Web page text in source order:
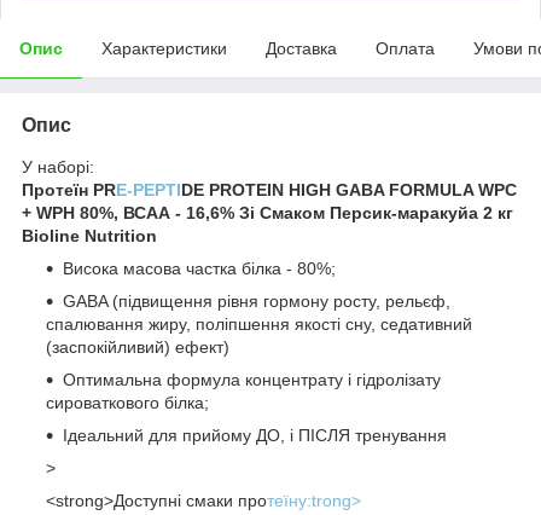
Опис Характеристики Доставка Оплата Умови
Опис
У наборі:
Протеїн PRE-PEPTIDE PROTEIN HIGH GABA FORMULA WPC
+ WPH 80%, ВСАА - 16,6% Зі Смаком Персик-маракуйа 2 кг
Bioline Nutrition
Висока масова частка білка - 80%;
GABA (підвищення рівня гормону росту, рельєф,
спалювання жиру, поліпшення якості сну, седативний
(заспокійливий) ефект)
Оптимальна формула концентрату і гідролізату
сироваткового білка;
Ідеальний для прийому ДО, і ПІСЛЯ тренування
>
<strong>Доступні смаки протеїну:trong>